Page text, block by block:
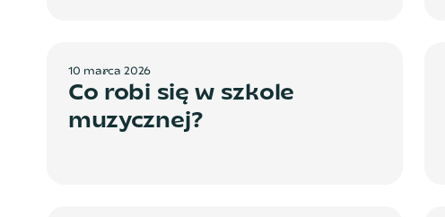
10 marca 2026
Co robi się w szkole
muzycznej?